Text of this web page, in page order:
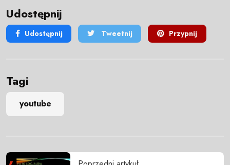
Udostępnij
Udostępnij Tweetnij Przypnij
Tagi
youtube